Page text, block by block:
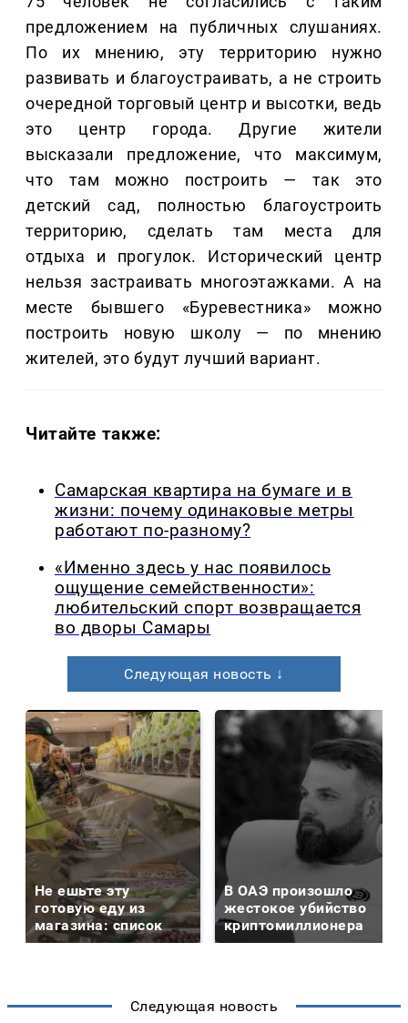
предложением на публичных слушаниях.
По их мнению, эту территорию нужно
развивать и благоустраивать, а не строить
очередной торговый центр и высотки, ведь
это центр города. Другие жители
высказали предложение, что максимум,
что там можно построить — так это
детский сад, полностью благоустроить
территорию, сделать там места для
отдыха и прогулок. Исторический центр
нельзя застраивать многоэтажками. А на
месте бывшего «Буревестника» можно
построить новую школу — по мнению
жителей, это будут лучший вариант.
Читайте также:
Самарская квартира на бумаге и в
жизни: почему одинаковые метры
работают по-разному?
«Именно здесь у нас появилось
ощущение семейственности»:
любительский спорт возвращается
во дворы Самары
Следующая новость ↓
Не ешьте эту
готовую еду из
магазина: список
В ОАЭ произошло
жестокое убийство
криптомиллионера
Следующая новость